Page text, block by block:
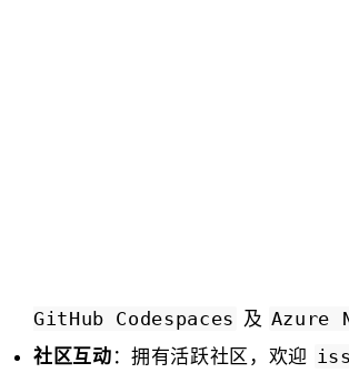
GitHub Codespaces 及 Azure
社区互动：拥有活跃社区，欢迎